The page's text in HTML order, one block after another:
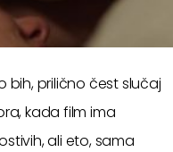
bih, prilično čest slučaj
kada film ima
ali eto, sama